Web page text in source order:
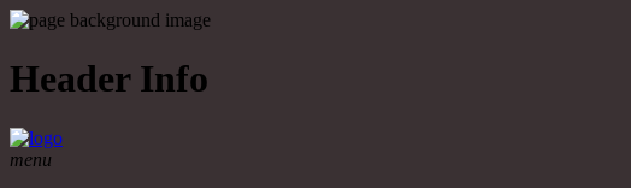
Header Info
menu